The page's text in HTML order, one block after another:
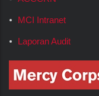
MCI Intranet
Laporan Audit